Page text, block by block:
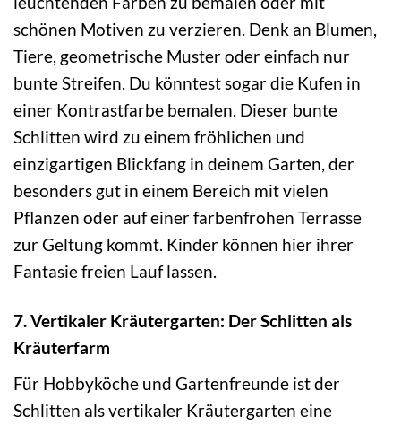
schönen Motiven zu verzieren. Denk an Blumen,
Tiere, geometrische Muster oder einfach nur
bunte Streifen. Du könntest sogar die Kufen in
einer Kontrastfarbe bemalen. Dieser bunte
Schlitten wird zu einem fröhlichen und
einzigartigen Blickfang in deinem Garten, der
besonders gut in einem Bereich mit vielen
Pflanzen oder auf einer farbenfrohen Terrasse
zur Geltung kommt. Kinder können hier ihrer
Fantasie freien Lauf lassen.
7. Vertikaler Kräutergarten: Der Schlitten als
Kräuterfarm
Für Hobbyköche und Gartenfreunde ist der
Schlitten als vertikaler Kräutergarten eine